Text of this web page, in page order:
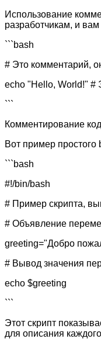
Использование
разработчикам, и
```bash
# Это комментарий,
echo "Hello, World!" #
```
Комментирование
Вот пример
```bash
#!/bin/bash
# Пример скрипта,
# Объявление
greeting="Добро
# Вывод значения
echo $greeting
```
Этот скрипт
для описания